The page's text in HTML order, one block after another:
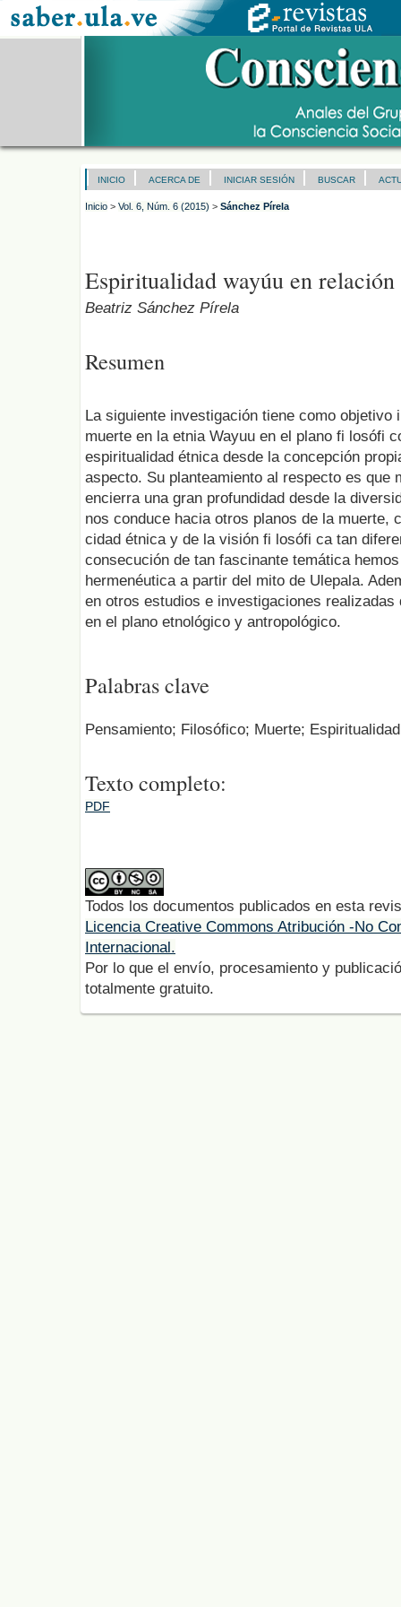
INICIO ACERCA DE INICIAR SESIÓN BUSCAR
Inicio > Vol. 6, Núm. 6 (2015) > Sánchez Pírela
Espiritualidad wayúu en
Beatriz Sánchez Pírela
Resumen
La siguiente investigación tiene como objetivo
muerte en la etnia Wayuu en el plano fi losófi
espiritualidad étnica desde la concepción
aspecto. Su planteamiento al respecto es que
encierra una gran profundidad desde la
nos conduce hacia otros planos de la muerte,
cidad étnica y de la visión fi losófi ca tan
consecución de tan fascinante temática
hermenéutica a partir del mito de Ulepala.
en otros estudios e investigaciones
en el plano etnológico y antropológico.
Palabras clave
Pensamiento; Filosófico; Muerte;
Texto completo:
PDF
Todos los documentos publicados en esta
Licencia Creative Commons Atribución -No
Internacional.
Por lo que el envío, procesamiento y
totalmente gratuito.